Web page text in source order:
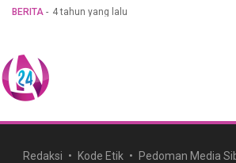
BERITA 4 tahun yang lalu
Redaksi Kode Etik Pedoman Media